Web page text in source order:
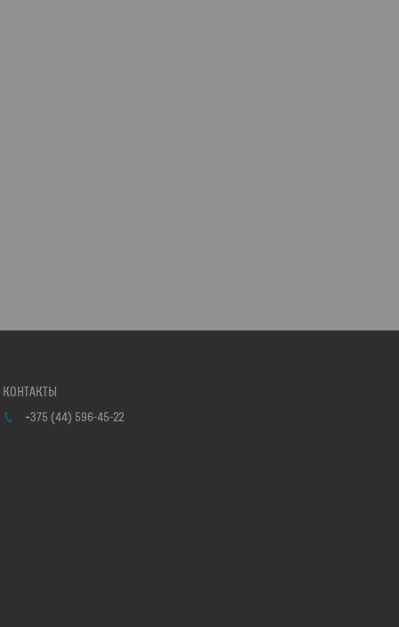
+375 (44) 596-45-22